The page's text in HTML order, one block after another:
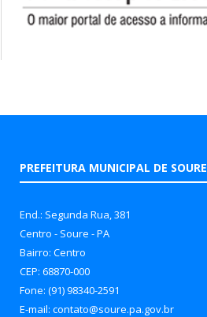
PREFEITURA MUNICIPAL DE SOURE
End.: Segunda Rua, 381
Centro - Soure - PA
Bairro: Centro
CEP: 68870-000
Fone: (91) 98340-2591
E-mail: contato@soure.pa.gov.br